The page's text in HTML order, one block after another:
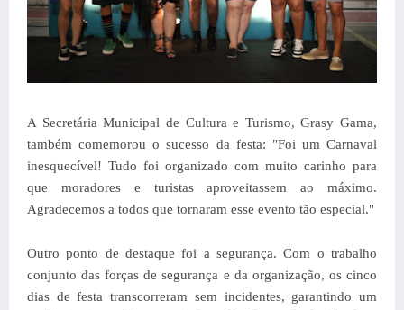
A Secretária Municipal de Cultura e Turismo, Grasy Gama,
também comemorou o sucesso da festa: "Foi um Carnaval
inesquecível! Tudo foi organizado com muito carinho para
que moradores e turistas aproveitassem ao máximo.
Agradecemos a todos que tornaram esse evento tão especial."
Outro ponto de destaque foi a segurança. Com o trabalho
conjunto das forças de segurança e da organização, os cinco
dias de festa transcorreram sem incidentes, garantindo um